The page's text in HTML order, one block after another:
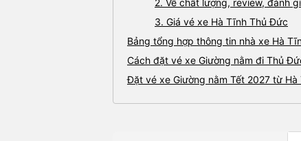
2. Về chất lượng, review, đánh
3. Giá vé xe Hà Tĩnh Thủ Đức
Bảng tổng hợp thông tin nhà xe Hà
Cách đặt vé xe Giường nằm đi Thủ
Đặt vé xe Giường nằm Tết 2027 từ